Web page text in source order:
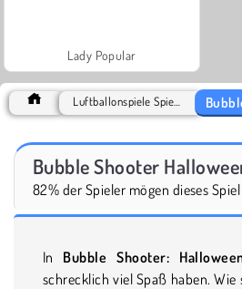
Lady Popular
Bubble Shooter
82% der Spieler mögen dieses Spiel
In Bubble Shooter:
schrecklich viel Spaß haben.